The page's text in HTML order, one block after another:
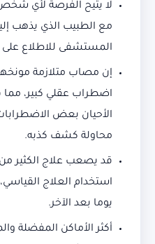
لا يتيح الفرصة لأي
مع الطبيب الذي يذهب
المستشفى للاطلاع على
إن مصاب متلازمة
اضطراب عقلي كبير،
الأحيان بعض
محاولة كشف كذبه.
قد يصعب علاج الكثير
استخدام العلاج
يوما بعد الآخر.
أكثر الأماكن المفضلة